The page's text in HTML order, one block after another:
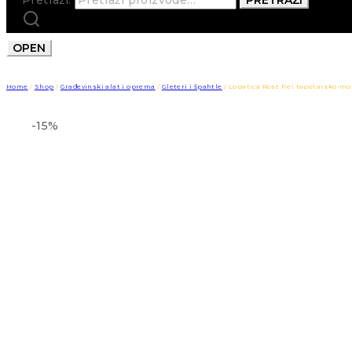
OPEN
Home / Shop / Građevinski alat i oprema / Gleteri i špahtle / Lopatica Rost frei tapetarsko-
-15%